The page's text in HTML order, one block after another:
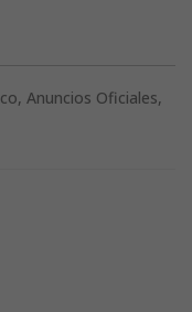
Anuncios Oficiales,